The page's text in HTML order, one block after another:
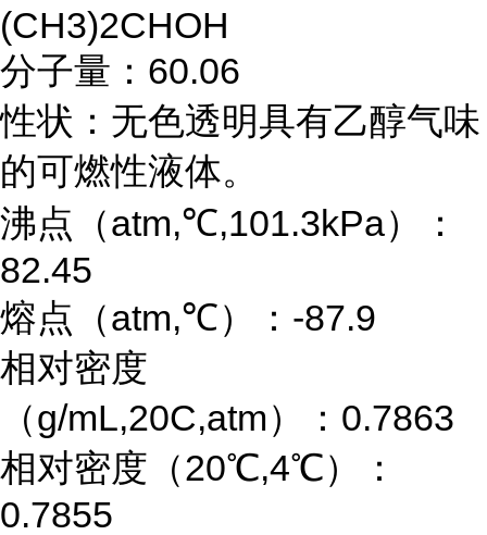
(CH3)2CHOH
分子量： 60.06
性状：无色透明具有乙醇气味
的可燃性液体。
沸点（atm,℃,101.3kPa）：
82.45
熔点（atm,℃）： -87.9
相对密度
（g/mL,20C,atm）： 0.7863
相对密度（20℃,4℃）：
0.7855